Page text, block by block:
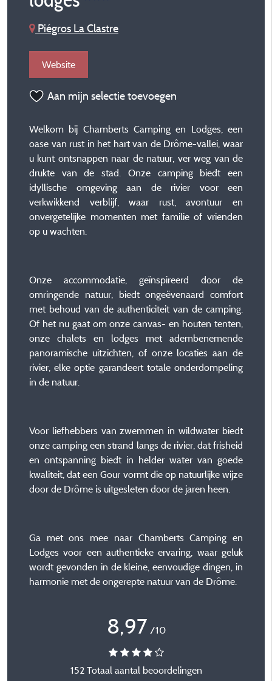
Piégros La Clastre
Website
Aan mijn selectie toevoegen
Welkom bij Chamberts Camping en Lodges, een
oase van rust in het hart van de Drôme-vallei, waar
u kunt ontsnappen naar de natuur, ver weg van de
drukte van de stad. Onze camping biedt een
idyllische omgeving aan de rivier voor een
verkwikkend verblijf, waar rust, avontuur en
onvergetelijke momenten met familie of vrienden
op u wachten.
Onze accommodatie, geïnspireerd door de
omringende natuur, biedt ongeëvenaard comfort
met behoud van de authenticiteit van de camping.
Of het nu gaat om onze canvas- en houten tenten,
onze chalets en lodges met adembenemende
panoramische uitzichten, of onze locaties aan de
rivier, elke optie garandeert totale onderdompeling
in de natuur.
Voor liefhebbers van zwemmen in wildwater biedt
onze camping een strand langs de rivier, dat frisheid
en ontspanning biedt in helder water van goede
kwaliteit, dat een Gour vormt die op natuurlijke wijze
door de Drôme is uitgesleten door de jaren heen.
Ga met ons mee naar Chamberts Camping en
Lodges voor een authentieke ervaring, waar geluk
wordt gevonden in de kleine, eenvoudige dingen, in
harmonie met de ongerepte natuur van de Drôme.
8,97 /10
152 Totaal aantal beoordelingen